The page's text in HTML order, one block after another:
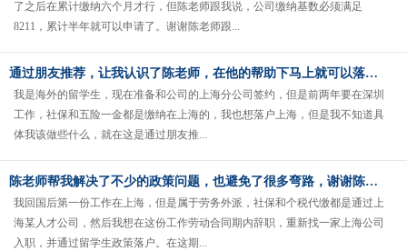
了之后在累计缴纳六个月才行，但陈老师跟我说，公司缴纳基数必须满足
8211，累计半年就可以申请了。谢谢陈老师跟...
通过朋友推荐，让我认识了陈老师，在他的帮助下马上就可以落户上海了
我是海外的留学生，现在准备和公司的上海分公司签约，但是前两年要在深圳
工作，社保和五险一金都是缴纳在上海的，我也想落户上海，但是我不知道具
体我该做些什么，就在这是通过朋友推...
陈老师帮我解决了不少的政策问题，也避免了很多弯路，谢谢陈老师
我回国后第一份工作在上海，但是属于劳务外派，社保和个税代缴都是通过上
海某人才公司，然后我想在这份工作劳动合同期内辞职，重新找一家上海公司
入职，并通过留学生政策落户。在这期...